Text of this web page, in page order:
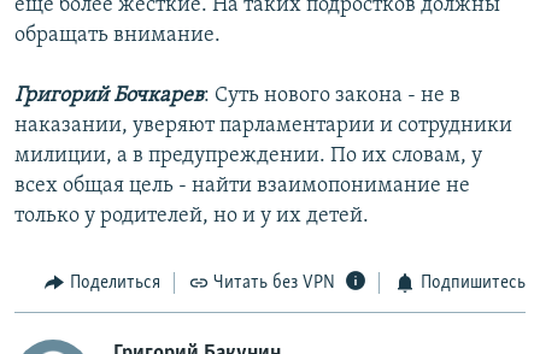
еще более жесткие. На таких подростков должны
обращать внимание.
Григорий Бочкарев: Суть нового закона - не в
наказании, уверяют парламентарии и сотрудники
милиции, а в предупреждении. По их словам, у
всех общая цель - найти взаимопонимание не
только у родителей, но и у их детей.
Поделиться Читать без VPN Подпишитесь